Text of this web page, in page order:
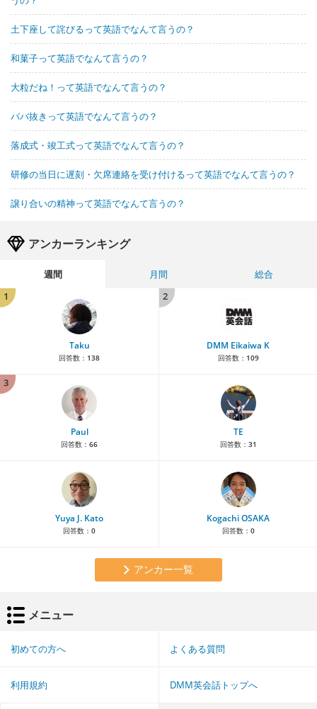
土下座して詫びるって英語でなんて言うの？
和菓子って英語でなんて言うの？
大粒だね！って英語でなんて言うの？
ババ抜きって英語でなんて言うの？
落成式・竣工式って英語でなんて言うの？
研修の当日に遅刻・欠席連絡を受け付けるって英語でなんて言うの？
譲り合いの精神って英語でなんて言うの？
アンカーランキング
週間 月間
総合
1
Taku
回答数： 138
2
DMM Eikaiwa K
回答数： 109
3
Paul
回答数： 66
TE
回答数： 31
Yuya J. Kato
回答数： 0
Kogachi OSAKA
回答数： 0
アンカー一覧
メニュー
初めての方へ よくある質問
利用規約 DMM英会話トップへ